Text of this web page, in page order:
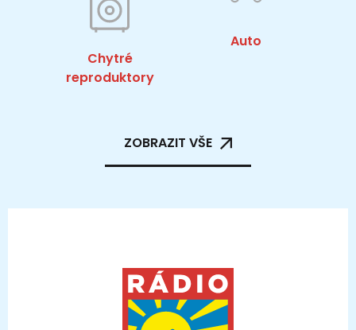
Chytré
reproduktory
Auto
ZOBRAZIT VŠE